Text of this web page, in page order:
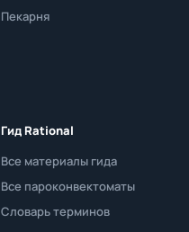
Пекарня
Гид Rational
Все материалы гида
Все пароконвектоматы
Словарь терминов